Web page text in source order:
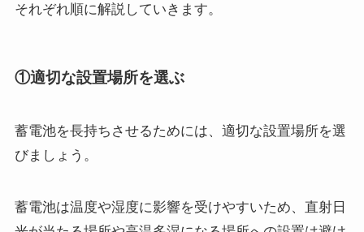
それぞれ順に解説していきます。
①適切な設置場所を選ぶ
蓄電池を長持ちさせるためには、適切な設置場所を選
びましょう。
蓄電池は温度や湿度に影響を受けやすいため、直射日